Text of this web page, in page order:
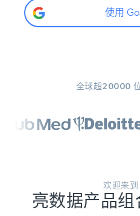
使用
全球超20000
欢迎来到
亮数据产品组